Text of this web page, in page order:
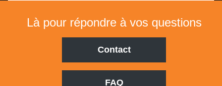
Là pour répondre à vos questions
Contact
FAQ